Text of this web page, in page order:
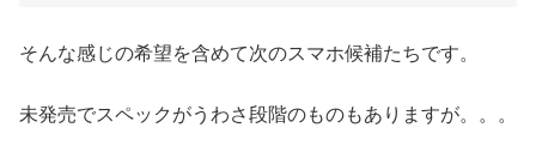
そんな感じの希望を含めて次のスマホ候補たちです。
未発売でスペックがうわさ段階のものもありますが。。。